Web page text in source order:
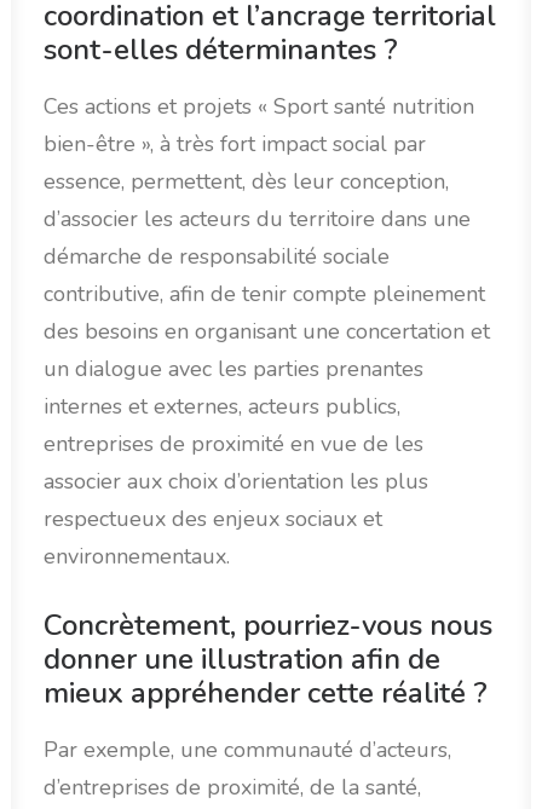
coordination et l’ancrage territorial
sont-elles déterminantes ?
Ces actions et projets « Sport santé nutrition
bien-être », à très fort impact social par
essence, permettent, dès leur conception,
d’associer les acteurs du territoire dans une
démarche de responsabilité sociale
contributive, afin de tenir compte pleinement
des besoins en organisant une concertation et
un dialogue avec les parties prenantes
internes et externes, acteurs publics,
entreprises de proximité en vue de les
associer aux choix d’orientation les plus
respectueux des enjeux sociaux et
environnementaux.
Concrètement, pourriez-vous nous
donner une illustration afin de
mieux appréhender cette réalité ?
Par exemple, une communauté d’acteurs,
d’entreprises de proximité, de la santé,